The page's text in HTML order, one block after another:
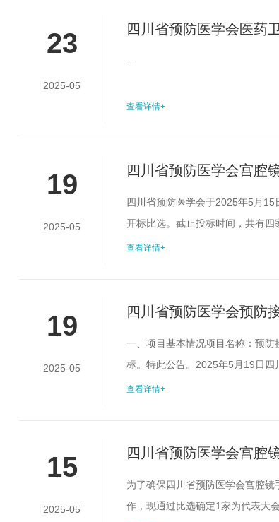
23
2025-05
四川省预防医学会医药
查看详情+
19
2025-05
四川省预防医学会宫腔
四川省预防医学会于2025年5月
开标比选。截止投标时间，共有
次比选结果公示期为3个工作日（
查看详情+
19
2025-05
四川省预防医学会预防
一、项目基本情况项目名称：预
标。特此公告。2025年5月19日四
查看详情+
15
2025-05
四川省预防医学会宫腔
为了确保四川省预防医学会宫腔
作，现通过比选确定1家为代表大